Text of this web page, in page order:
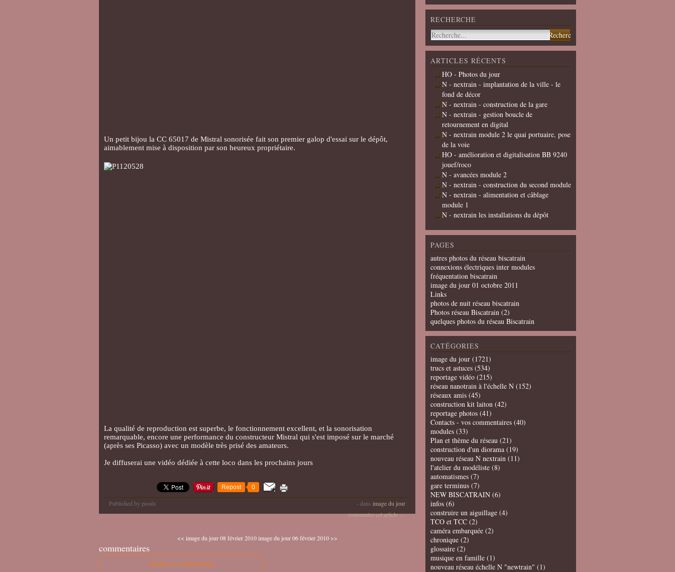
Un petit bijou la CC 65017 de Mistral sonorisée fait son premier galop d'essai sur le dépôt,
aimablement mise à disposition par son heureux propriétaire.
La qualité de reproduction est superbe, le fonctionnement excellent, et la sonorisation
remarquable, encore une performance du constructeur Mistral qui s'est imposé sur le marché
(après ses Picasso) avec un modèle très prisé des amateurs.
Je diffuserai une vidéo dédiée à cette loco dans les prochains jours
Repost 0
Published by piouls - dans image du jour
commenter cet article…
<< image du jour 08 février 2010 image du jour 06 février 2010 >>
commentaires
Ajouter un commentaire
RECHERCHE
ARTICLES RÉCENTS
HO - Photos du jour
N - nextrain - implantation de la ville - le
fond de décor
N - nextrain - construction de la gare
N - nextrain - gestion boucle de
retournement en digital
N - nextrain module 2 le quai portuaire, pose
de la voie
HO - amélioration et digitalisation BB 9240
jouef/roco
N - avancées module 2
N - nextrain - construction du second module
N - nextrain - alimentation et câblage
module 1
N - nextrain les installations du dépôt
PAGES
autres photos du réseau biscatrain
connexions électriques inter modules
fréquentation biscatrain
image du jour 01 octobre 2011
Links
photos de nuit réseau biscatrain
Photos réseau Biscatrain (2)
quelques photos du réseau Biscatrain
CATÉGORIES
image du jour (1721)
trucs et astuces (534)
reportage vidéo (215)
réseau nanotrain à l'échelle N (152)
réseaux amis (45)
construction kit laiton (42)
reportage photos (41)
Contacts - vos commentaires (40)
modules (33)
Plan et thème du réseau (21)
construction d'un diorama (19)
nouveau réseau N nextrain (11)
l'atelier du modéliste (8)
automatismes (7)
gare terminus (7)
NEW BISCATRAIN (6)
infos (6)
construire un aiguillage (4)
TCO et TCC (2)
caméra embarquée (2)
chronique (2)
glossaire (2)
musique en famille (1)
nouveau réseau échelle N "newtrain" (1)